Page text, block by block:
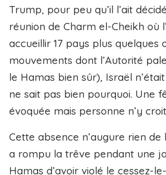
Trump, pour peu qu’il l’ait
réunion de Charm el-Cheikh où
accueillir 17 pays plus quelques
mouvements dont l’Autorité
le Hamas bien sûr), Israël
ne sait pas bien pourquoi. Une
évoquée mais personne n’y
Cette absence n’augure rien de
a rompu la trêve pendant une
Hamas d’avoir violé le cessez-